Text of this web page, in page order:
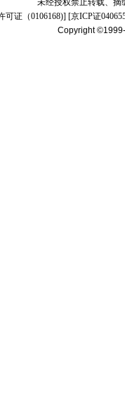
未经授权禁止转载、摘
可证（0106168)] [京ICP证
Copyright